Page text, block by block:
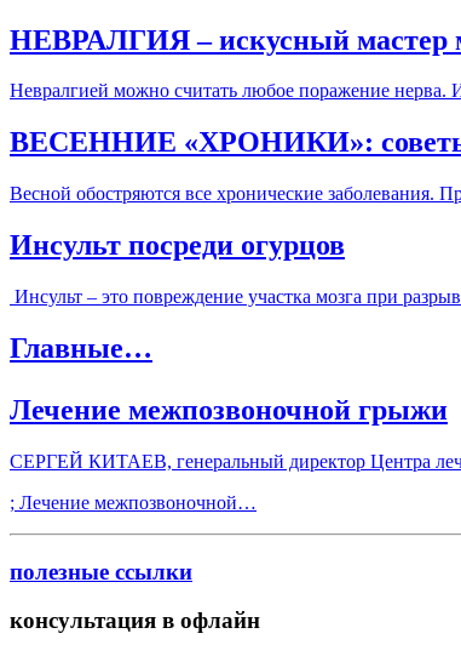
НЕВРАЛГИЯ – искусный мастер
Невралгией можно считать любое поражение нерва.
ВЕСЕННИЕ «ХРОНИКИ»:
Весной обостряются все хронические
Инсульт посреди огурцов
Инсульт – это повреждение участка мозга при
Главные…
Лечение межпозвоночной грыжи
СЕРГЕЙ КИТАЕВ, генеральный директор Центра
; Лечение межпозвоночной…
полезные ссылки
консультация в офлайн